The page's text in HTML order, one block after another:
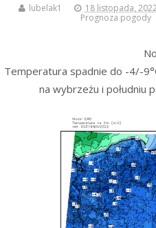
lubelak1 18 listopada,
Prognoza pogody
Temperatura spadnie do -4/-
na wybrzeżu i południu